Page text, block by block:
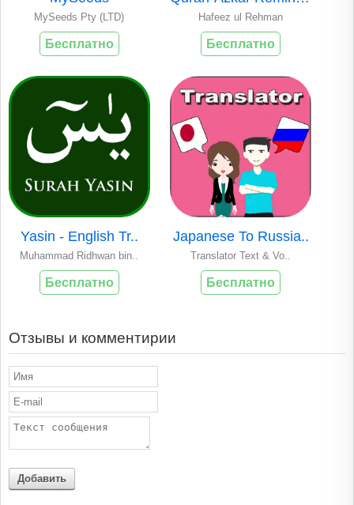
MySeeds Pty (LTD)
Бесплатно
Hafeez ul Rehman
Бесплатно
Yasin - English Tr..
Muhammad Ridhwan bin..
Бесплатно
Japanese To Russia..
Translator Text & Vo..
Бесплатно
Отзывы и комментирии
Добавить